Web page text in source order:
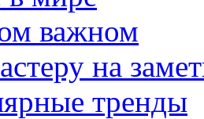
важном
на
тренды